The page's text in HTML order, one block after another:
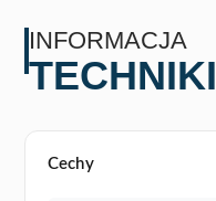
INFORMACJA
TECHNIKI
Cechy